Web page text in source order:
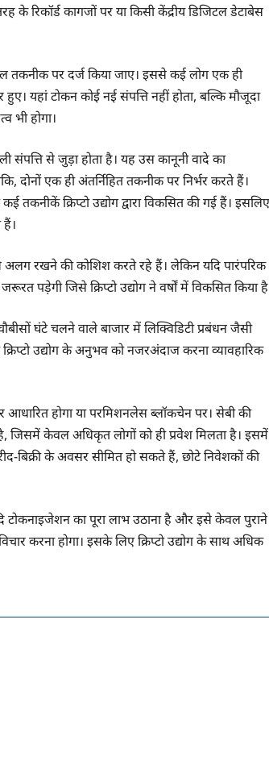
के रिकॉर्ड कागजों पर या किसी केंद्रीय डिजिटल डेटाबेस
तकनीक पर दर्ज किया जाए। इससे कई लोग एक ही
यहां टोकन कोई नई संपत्ति नहीं होता, बल्कि मौजूदा
भी होगा।
संपत्ति से जुड़ा होता है। यह उस कानूनी वादे का
दोनों एक ही अंतर्निहित तकनीक पर निर्भर करते हैं।
क्रिप्टो उद्योग द्वारा विकसित की गई हैं। इसलिए
हैं।
से अलग रखने की कोशिश करते रहे हैं। लेकिन यदि पारंपरिक
पड़ेगी जिसे क्रिप्टो उद्योग ने वर्षों में विकसित किया
घंटे चलने वाले बाजार में लिक्विडिटी प्रबंधन जैसी
उद्योग के अनुभव को नजरअंदाज करना व्यावहारिक
होगा या परमिशनलेस ब्लॉकचेन पर। सेबी की
जिसमें केवल अधिकृत लोगों को ही प्रवेश मिलता है। इसमें
बिक्री के अवसर सीमित हो सकते हैं, छोटे निवेशकों की
टोकनाइजेशन का पूरा लाभ उठाना है और इसे केवल पुराने
करना होगा। इसके लिए क्रिप्टो उद्योग के साथ अधिक